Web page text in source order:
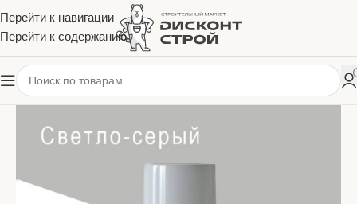
Перейти к навигации
Перейти к содержанию